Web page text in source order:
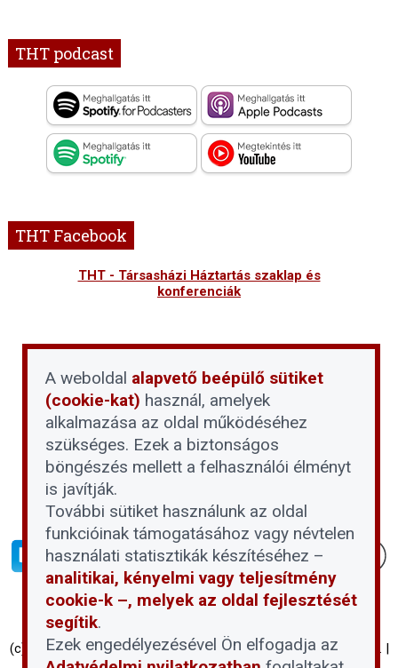
THT podcast
THT Facebook
THT - Társasházi Háztartás szaklap és
konferenciák
(c) Társasházi Háztartás 2026 | Proptech Digital Investment Zrt. |
A weboldal alapvető beépülő sütiket
(cookie-kat) használ, amelyek
alkalmazása az oldal működéséhez
szükséges. Ezek a biztonságos
böngészés mellett a felhasználói élményt
is javítják.
További sütiket használunk az oldal
funkcióinak támogatásához vagy névtelen
használati statisztikák készítéséhez –
analitikai, kényelmi vagy teljesítmény
cookie-k –, melyek az oldal fejlesztését
segítik.
Ezek engedélyezésével Ön elfogadja az